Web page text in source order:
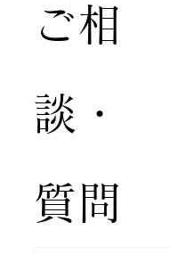
​ご相
談・
質問​